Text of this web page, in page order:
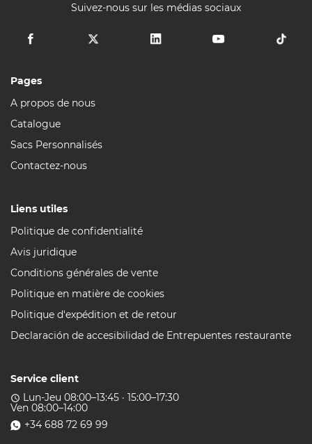
Suivez-nous sur les médias sociaux
Pages
A propos de nous
Catalogue
Sacs Personnalisés
Contactez-nous
Liens utiles
Politique de confidentialité
Avis juridique
Conditions générales de vente
Politique en matière de cookies
Politique d'expédition et de retour
Declaración de accesibilidad de Entrepuentes restaurante
Service client
access_time Lun-Jeu 08:00–13:45 · 15:00–17:30
Ven 08:00–14:00
+34 688 72 69 99